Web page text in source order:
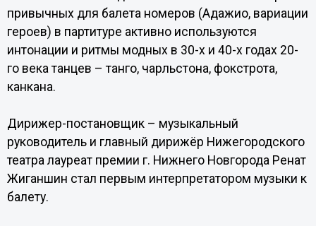
привычных для балета номеров (Адажио, вариации
героев) в партитуре активно используются
интонации и ритмы модных в 30-х и 40-х годах 20-
го века танцев – танго, чарльстона, фокстрота,
канкана.
Дирижер-постановщик – музыкальный
руководитель и главный дирижёр Нижегородского
театра лауреат премии г. Нижнего Новгорода Ренат
Жиганшин стал первым интерпретатором музыки к
балету.